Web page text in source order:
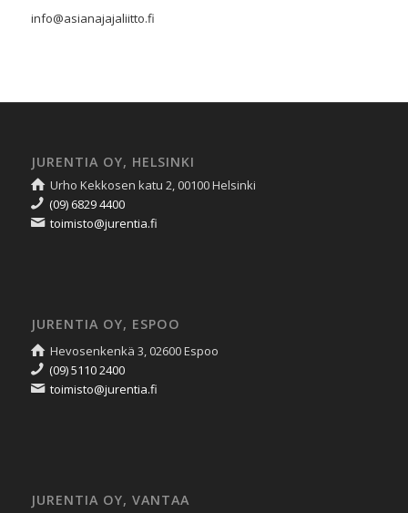
info@asianajajaliitto.fi
JURENTIA OY, HELSINKI
Urho Kekkosen katu 2, 00100 Helsinki
(09) 6829 4400
toimisto@jurentia.fi
JURENTIA OY, ESPOO
Hevosenkenkä 3, 02600 Espoo
(09) 5110 2400
toimisto@jurentia.fi
JURENTIA OY, VANTAA